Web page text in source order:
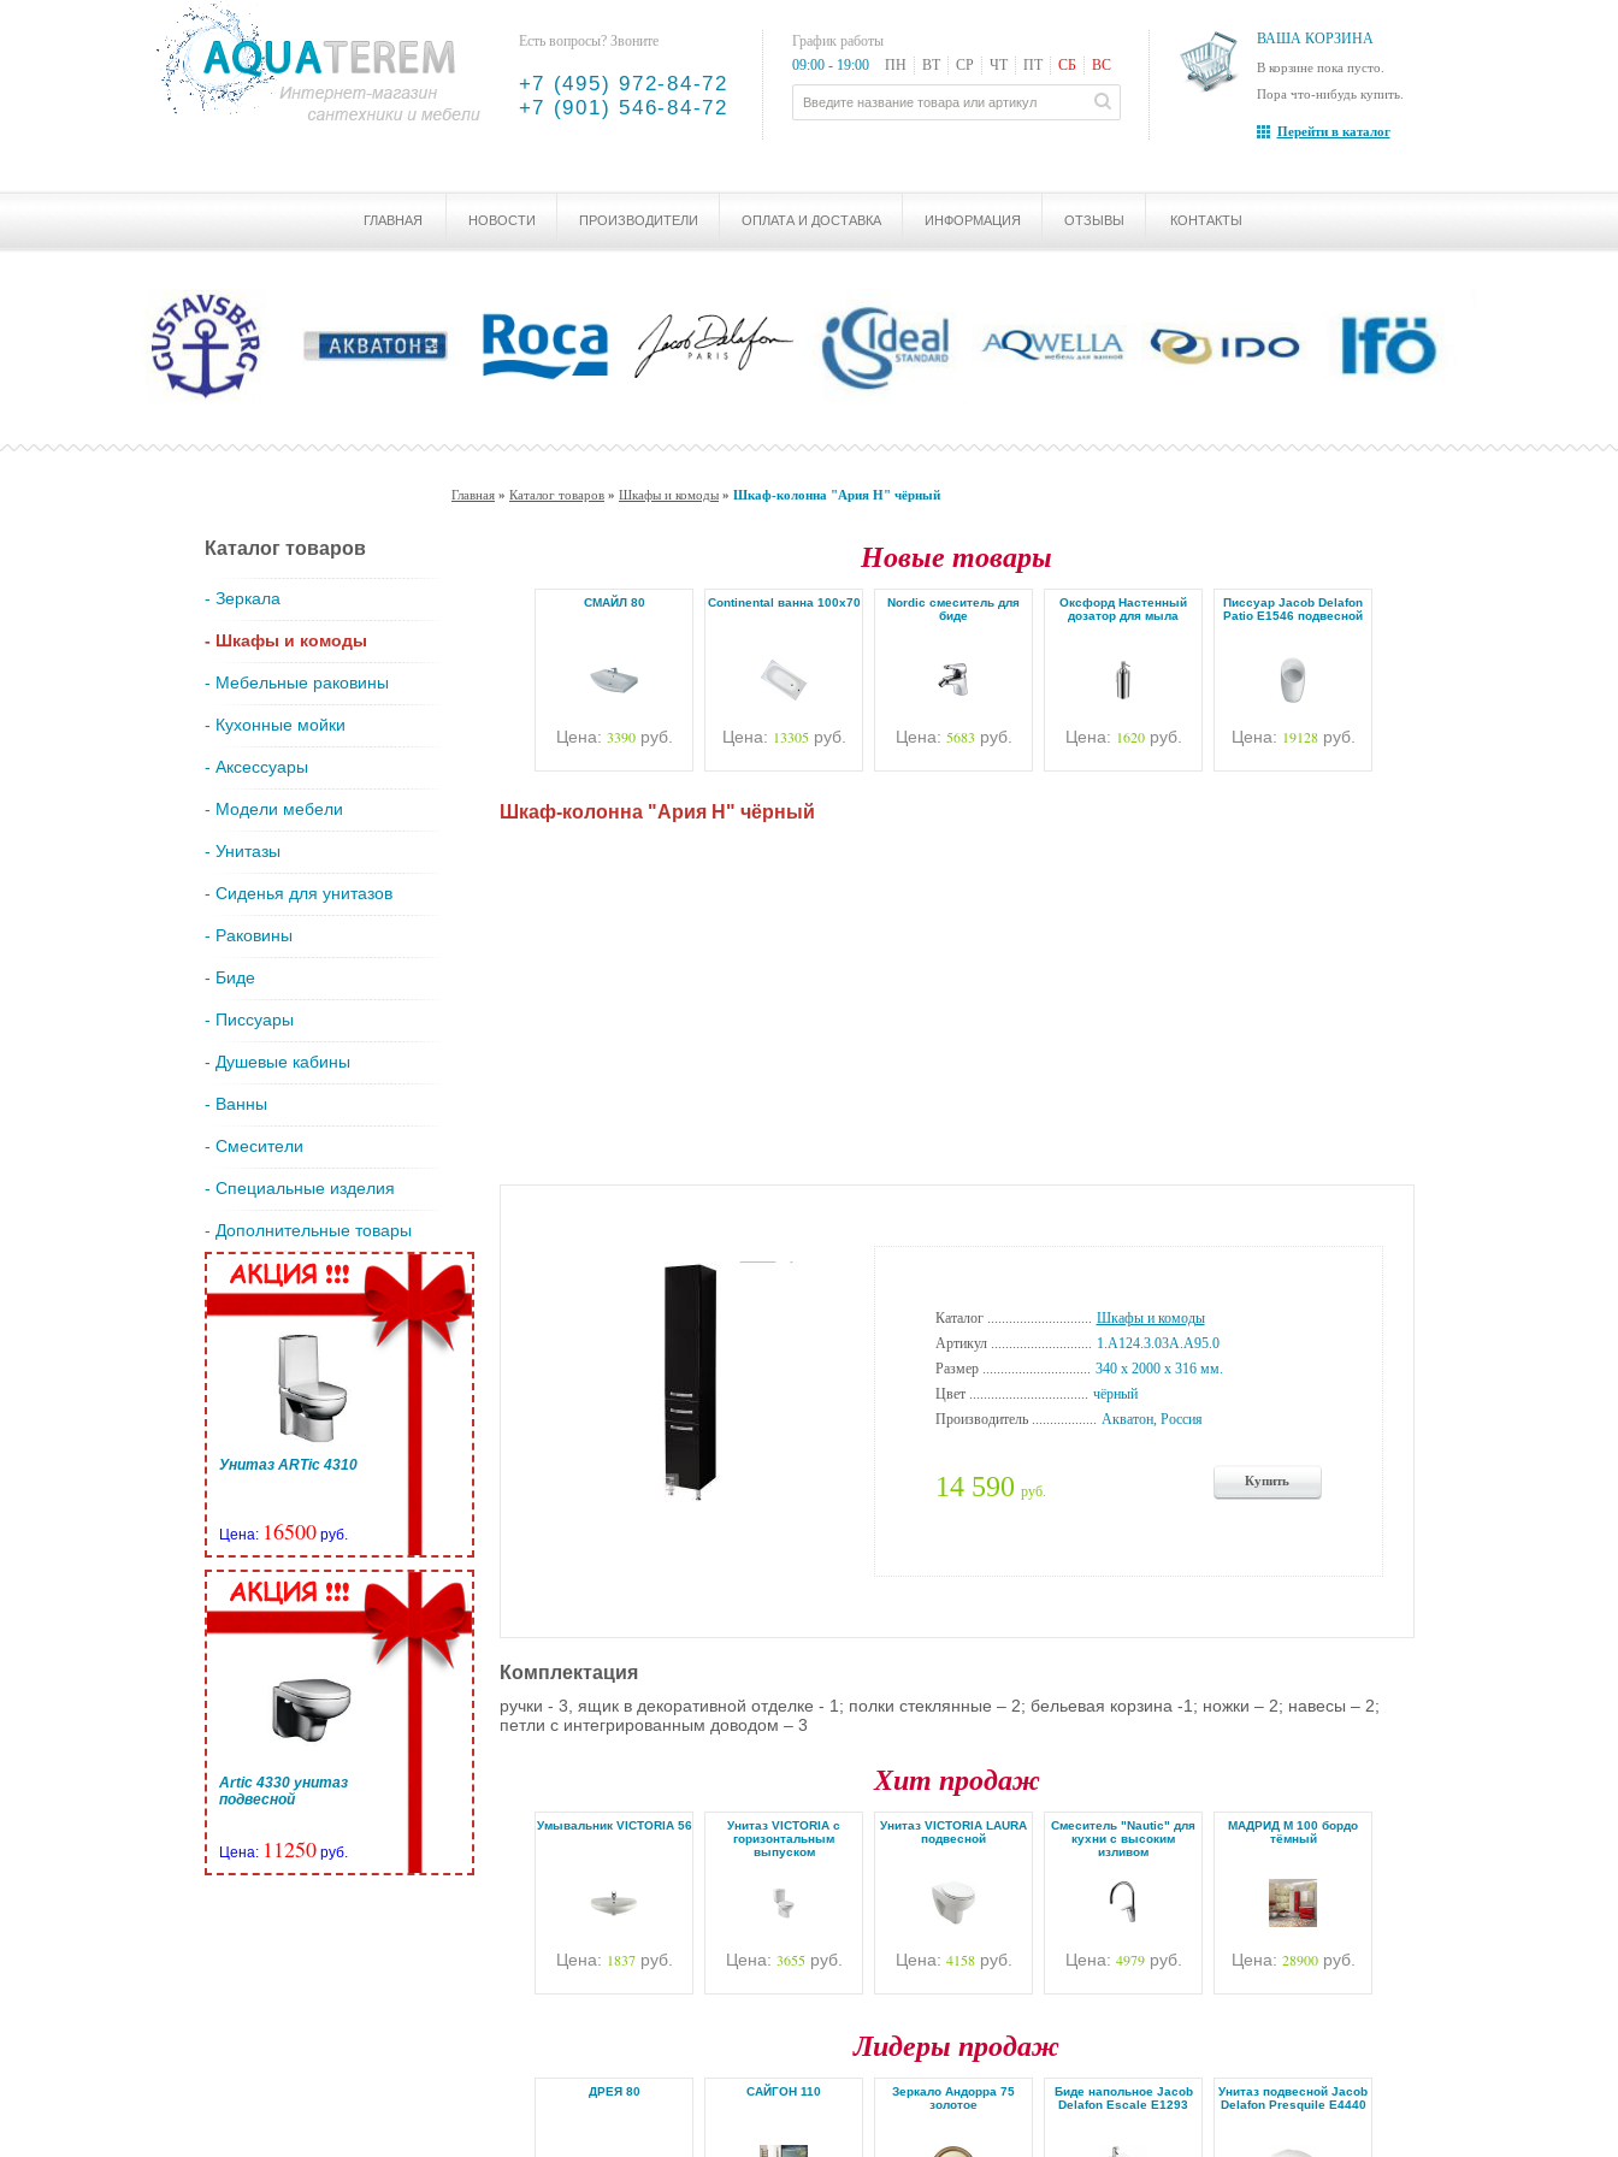
Есть вопросы? Звоните
+7 (495) 972-84-72
+7 (901) 546-84-72
График работы
09:00 - 19:00
ПН ВТ СР ЧТ ПТ СБ ВС
ВАША КОРЗИНА
В корзине пока пусто.
Пора что-нибудь купить.
Перейти в каталог
ГЛАВНАЯ НОВОСТИ ПРОИЗВОДИТЕЛИ ОПЛАТА И ДОСТАВКА ИНФОРМАЦИЯ ОТЗЫВЫ КОНТАКТЫ
Главная » Каталог товаров » Шкафы и комоды » Шкаф-колонна "Ария Н" чёрный
Каталог товаров
- Зеркала
- Шкафы и комоды
- Мебельные раковины
- Кухонные мойки
- Аксессуары
- Модели мебели
- Унитазы
- Сиденья для унитазов
- Раковины
- Биде
- Писсуары
- Душевые кабины
- Ванны
- Смесители
- Специальные изделия
- Дополнительные товары
Унитаз ARTic 4310
Цена: 16500руб.
Artic 4330 унитаз
подвесной
Цена: 11250руб.
Новые товары
СМАЙЛ 80
Цена: 3390руб.
Continental ванна 100х70
Цена: 13305руб.
Nordic смеситель для
биде
Цена: 5683 руб.
Оксфорд Настенный
дозатор для мыла
Цена: 1620руб.
Писсуар Jacob Delafon
Patio E1546 подвесной
Цена: 19128руб.
Шкаф-колонна "Ария Н" чёрный
Каталог ............................. Шкафы и комоды
Артикул ............................ 1.A124.3.03A.A95.0
Размер .............................. 340 x 2000 x 316 мм.
Цвет ................................. чёрный
Производитель .................. Акватон, Россия
14 590 руб.
Купить
Комплектация
ручки - 3, ящик в декоративной отделке - 1; полки стеклянные – 2; бельевая корзина -1; ножки – 2; навесы – 2;
петли с интегрированным доводом – 3
Хит продаж
Умывальник VICTORIA 56
Цена: 1837руб.
Унитаз VICTORIA с
горизонтальным
выпуском
Цена: 3655руб.
Унитаз VICTORIA LAURA
подвесной
Цена: 4158руб.
Cмеситель "Nautic" для
кухни с высоким
изливом
Цена: 4979руб.
МАДРИД М 100 бордо
тёмный
Цена: 28900руб.
Лидеры продаж
ДРЕЯ 80 САЙГОН 110
Зеркало Андорра 75
золотое
Биде напольное Jacob
Delafon Escale E1293
Унитаз подвесной Jacob
Delafon Presquile E4440